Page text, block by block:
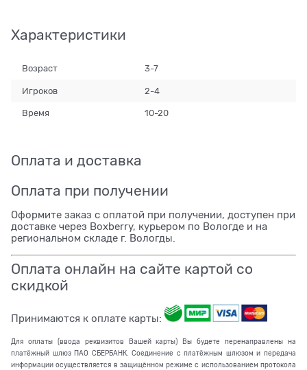
Характеристики
Возраст 3-7
Игроков 2-4
Время 10-20
Оплата и доставка
Оплата при получении
Оформите заказ с оплатой при получении, доступен при
доставке через Boxberry, курьером по Вологде и на
региональном складе г. Вологды.
Оплата онлайн на сайте картой со
скидкой
Принимаются к оплате карты:
Для оплаты (ввода реквизитов Вашей карты) Вы будете перенаправлены на
платёжный шлюз ПАО СБЕРБАНК. Соединение с платёжным шлюзом и передача
информации осуществляется в защищённом режиме с использованием протокола